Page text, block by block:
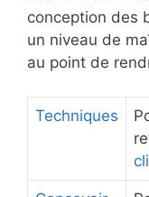
conception des
un niveau de
au point de
Techniques